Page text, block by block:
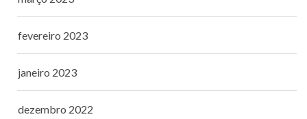
fevereiro 2023
janeiro 2023
dezembro 2022